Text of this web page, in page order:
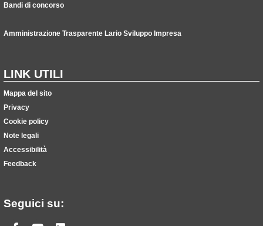
Bandi di concorso
Amministrazione Trasparente Lario Sviluppo Impresa
LINK UTILI
Mappa del sito
Privacy
Cookie policy
Note legali
Accessibilità
Feedback
Seguici su: